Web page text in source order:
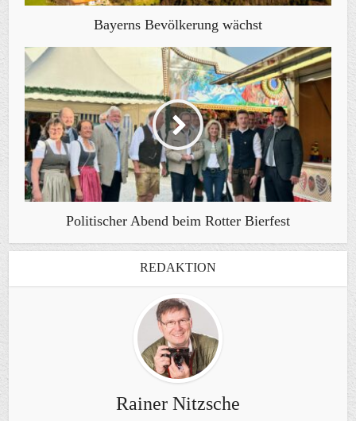
Bayerns Bevölkerung wächst
Politischer Abend beim Rotter Bierfest
REDAKTION
Rainer Nitzsche